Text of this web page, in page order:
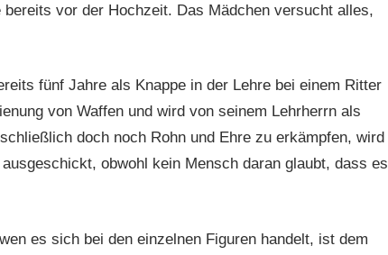
vor der Hochzeit. Das Mädchen versucht alles,
fünf Jahre als Knappe in der Lehre bei einem Ritter
von Waffen und wird von seinem Lehrherrn als
doch noch Rohn und Ehre zu erkämpfen, wird
obwohl kein Mensch daran glaubt, dass es
es sich bei den einzelnen Figuren handelt, ist dem